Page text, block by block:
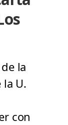
la
U.
con